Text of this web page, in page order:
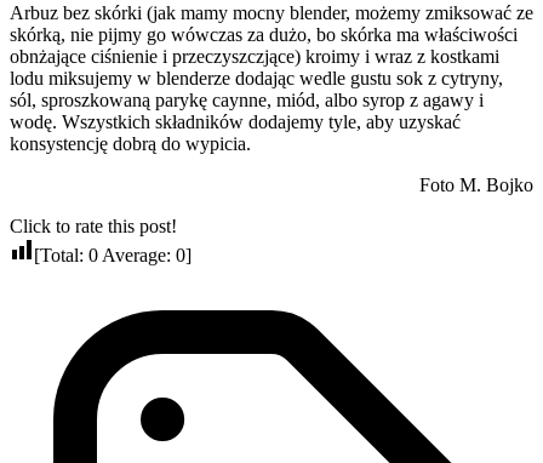
Arbuz bez skórki (jak mamy mocny blender, możemy zmiksować ze
skórką, nie pijmy go wówczas za dużo, bo skórka ma właściwości
obnżające ciśnienie i przeczyszczjące) kroimy i wraz z kostkami
lodu miksujemy w blenderze dodając wedle gustu sok z cytryny,
sól, sproszkowaną parykę caynne, miód, albo syrop z agawy i
wodę. Wszystkich składników dodajemy tyle, aby uzyskać
konsystencję dobrą do wypicia.
Foto M. Bojko
Click to rate this post!
[Total: 0 Average: 0]